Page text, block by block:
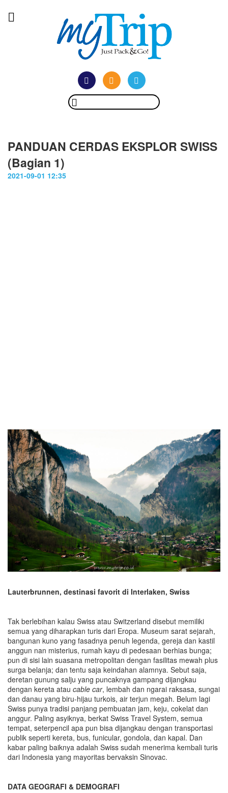
PANDUAN CERDAS EKSPLOR SWISS
(Bagian 1)
2021-09-01 12:35
Lauterbrunnen, destinasi favorit di Interlaken, Swiss
Tak berlebihan kalau Swiss atau Switzerland disebut memiliki
semua yang diharapkan turis dari Eropa. Museum sarat sejarah,
bangunan kuno yang fasadnya penuh legenda, gereja dan kastil
anggun nan misterius, rumah kayu di pedesaan berhias bunga;
pun di sisi lain suasana metropolitan dengan fasilitas mewah plus
surga belanja; dan tentu saja keindahan alamnya. Sebut saja,
deretan gunung salju yang puncaknya gampang dijangkau
dengan kereta atau cable car, lembah dan ngarai raksasa, sungai
dan danau yang biru-hijau turkois, air terjun megah. Belum lagi
Swiss punya tradisi panjang pembuatan jam, keju, cokelat dan
anggur. Paling asyiknya, berkat Swiss Travel System, semua
tempat, seterpencil apa pun bisa dijangkau dengan transportasi
publik seperti kereta, bus, funicular, gondola, dan kapal. Dan
kabar paling baiknya adalah Swiss sudah menerima kembali turis
dari Indonesia yang mayoritas bervaksin Sinovac.
DATA GEOGRAFI & DEMOGRAFI